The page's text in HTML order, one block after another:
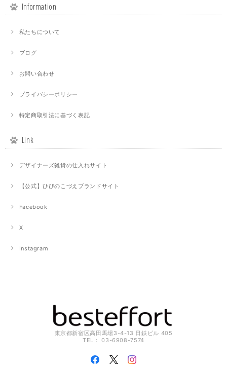
Information
私たちについて
ブログ
お問い合わせ
プライバシーポリシー
特定商取引法に基づく表記
Link
デザイナーズ雑貨の仕入れサイト
【公式】ひびのこづえブランドサイト
Facebook
X
Instagram
東京都新宿区高田馬場3-4-13 日鉄ビル 405
TEL： 03-6908-7574